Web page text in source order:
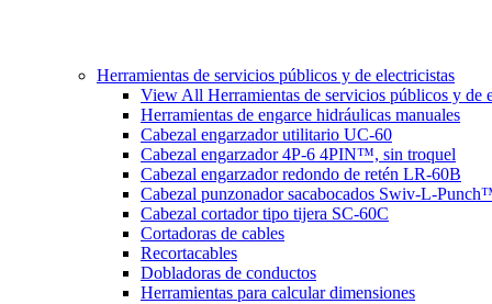
Herramientas de servicios públicos y de electricistas
View All Herramientas de servicios públicos y de
Herramientas de engarce hidráulicas manuales
Cabezal engarzador utilitario UC-60
Cabezal engarzador 4P-6 4PIN™, sin troquel
Cabezal engarzador redondo de retén LR-60B
Cabezal punzonador sacabocados Swiv-L-
Cabezal cortador tipo tijera SC-60C
Cortadoras de cables
Recortacables
Dobladoras de conductos
Herramientas para calcular dimensiones